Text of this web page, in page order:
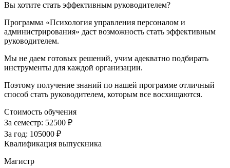
Вы хотите стать эффективным руководителем?
Программа «Психология управления персоналом и
администрирования» даст возможность стать эффективным
руководителем.
Мы не даем готовых решений, учим адекватно подбирать
инструменты для каждой организации.
Поэтому получение знаний по нашей программе отличный
способ стать руководителем, которым все восхищаются.
Стоимость обучения
За семестр: 52500 ₽
За год: 105000 ₽
Квалификация выпускника
Магистр